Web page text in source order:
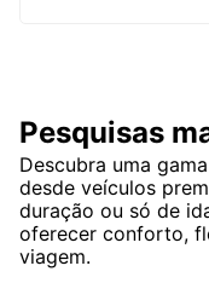
Pesquisas
Descubra uma
desde veículos
duração ou só de
oferecer conforto,
viagem.